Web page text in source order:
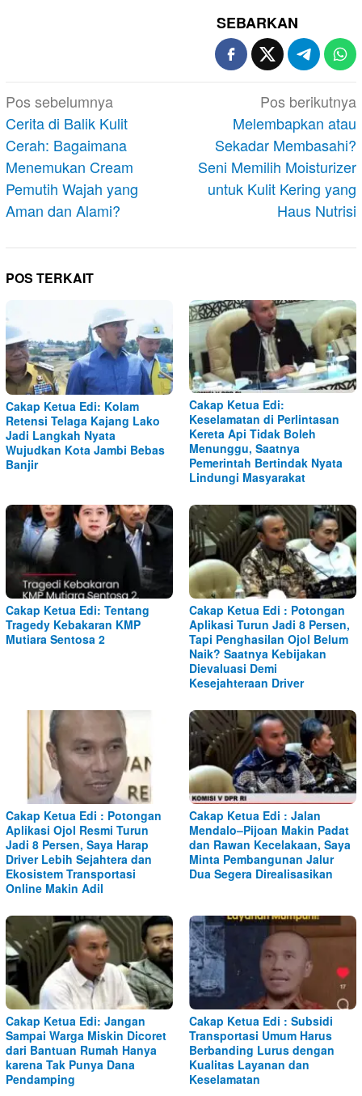
SEBARKAN
Navigasi
pos
Pos sebelumnya
Cerita di Balik Kulit
Cerah: Bagaimana
Menemukan Cream
Pemutih Wajah yang
Aman dan Alami?
Pos berikutnya
Melembapkan atau
Sekadar Membasahi?
Seni Memilih Moisturizer
untuk Kulit Kering yang
Haus Nutrisi
POS TERKAIT
Cakap Ketua Edi: Kolam
Retensi Telaga Kajang Lako
Jadi Langkah Nyata
Wujudkan Kota Jambi Bebas
Banjir
Cakap Ketua Edi:
Keselamatan di Perlintasan
Kereta Api Tidak Boleh
Menunggu, Saatnya
Pemerintah Bertindak Nyata
Lindungi Masyarakat
Cakap Ketua Edi: Tentang
Tragedy Kebakaran KMP
Mutiara Sentosa 2
Cakap Ketua Edi : Potongan
Aplikasi Turun Jadi 8 Persen,
Tapi Penghasilan Ojol Belum
Naik? Saatnya Kebijakan
Dievaluasi Demi
Kesejahteraan Driver
Cakap Ketua Edi : Potongan
Aplikasi Ojol Resmi Turun
Jadi 8 Persen, Saya Harap
Driver Lebih Sejahtera dan
Ekosistem Transportasi
Online Makin Adil
Cakap Ketua Edi : Jalan
Mendalo–Pijoan Makin Padat
dan Rawan Kecelakaan, Saya
Minta Pembangunan Jalur
Dua Segera Direalisasikan
Cakap Ketua Edi: Jangan
Sampai Warga Miskin Dicoret
dari Bantuan Rumah Hanya
karena Tak Punya Dana
Pendamping
Cakap Ketua Edi : Subsidi
Transportasi Umum Harus
Berbanding Lurus dengan
Kualitas Layanan dan
Keselamatan